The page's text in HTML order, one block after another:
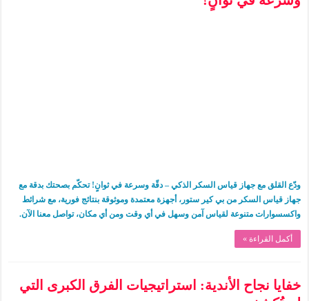
ودّع القلق مع جهاز قياس السكر الذكي – دقّة وسرعة في ثوانٍ! تحكّم بصحتك بدقة مع
جهاز قياس السكر من بي كير ستور، أجهزة معتمدة وموثوقة بنتائج فورية، مع شرائط
واكسسوارات متنوعة لقياس آمن وسهل في أي وقت ومن أي مكان، تواصل معنا الآن.
أكمل القراءة »
خفايا نجاح الأندية: استراتيجيات الفرق الكبرى التي